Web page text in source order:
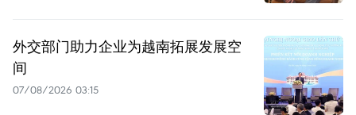
外交部门助力企业为越南拓展发展空
间
07/08/2026 03:15